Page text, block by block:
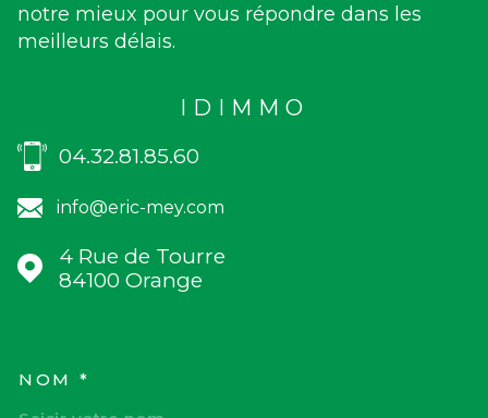
notre mieux pour vous répondre dans les
meilleurs délais.
IDIMMO
04.32.81.85.60
info@eric-mey.com
4 Rue de Tourre
84100
Orange
NOM *